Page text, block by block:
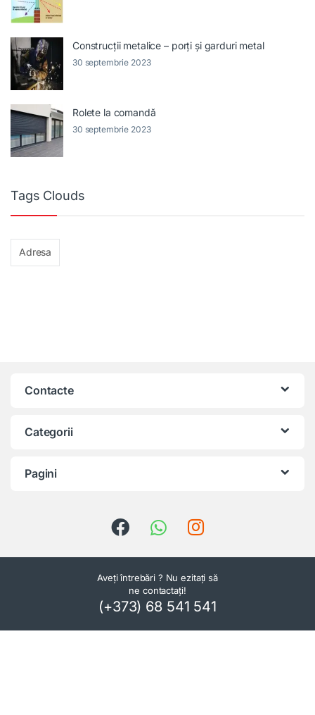
Construcții metalice – porți și garduri metal
30 septembrie 2023
Rolete la comandă
30 septembrie 2023
Tags Clouds
Adresa
Contacte
Categorii
Pagini
Aveți întrebări ? Nu ezitați să
ne contactați!
(+373) 68 541 541